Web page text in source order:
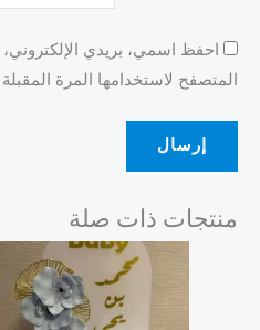
احفظ اسمي، بريدي الإلكتروني،
المتصفح لاستخدامها المرة
منتجات ذات صلة